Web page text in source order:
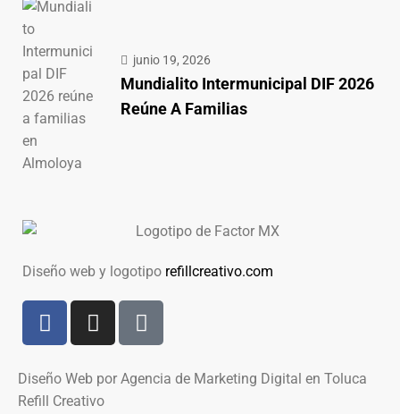
junio 19, 2026
Mundialito Intermunicipal DIF 2026
Reúne A Familias
Diseño web y logotipo refillcreativo.com
Diseño Web por Agencia de Marketing Digital en Toluca
Refill Creativo